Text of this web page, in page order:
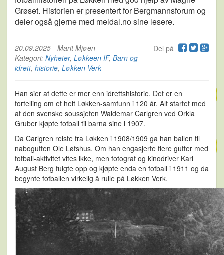
Grøset. Historien er presentert for Bergmannsforum og
deler også gjerne med meldal.no sine lesere.
Del på
20.09.2025 - Marit Mjøen
Kategori: Nyheter, Løkkeen IF, Barn og
idrett, historie, Løkken Verk
Han sier at dette er mer enn idrettshistorie. Det er en
fortelling om et helt Løkken-samfunn i 120 år. Alt startet med
at den svenske soussjefen Waldemar Carlgren ved Orkla
Gruber kjøpte fotball til barna sine i 1907.
Da Carlgren reiste fra Løkken i 1908/1909 ga han ballen til
nabogutten Ole Løfshus. Om han engasjerte flere gutter med
fotball-aktivitet vites ikke, men fotograf og kinodriver Karl
August Berg fulgte opp og kjøpte enda en fotball i 1911 og da
begynte fotballen virkelig å rulle på Løkken Verk.